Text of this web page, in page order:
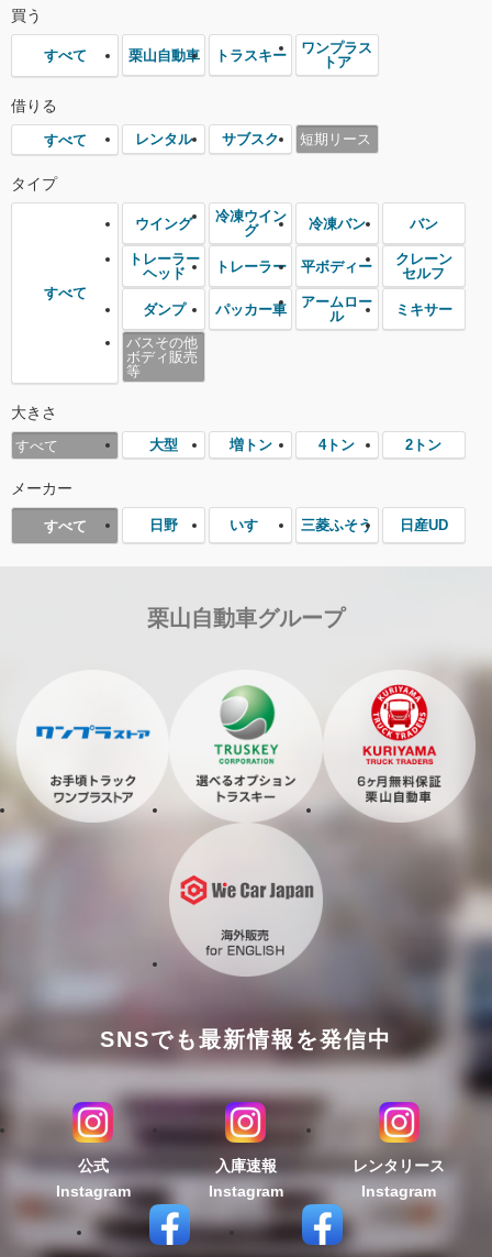
買う
すべて 栗山自動車 トラスキー
ワンプラス
トア
借りる
すべて レンタル サブスク 短期リース
タイプ
すべて
ウイング
冷凍ウイン
グ
冷凍バン バン
トレーラー
ヘッド
トレーラー 平ボディー
クレーン
セルフ
ダンプ パッカー車
アームロー
ル
ミキサー
バスその他
ボディ販売
等
大きさ
すべて 大型 増トン 4トン 2トン
メーカー
すべて 日野 いすゞ 三菱ふそう 日産UD
栗山自動車グループ
SNSでも最新情報を発信中
公式
Instagram
入庫速報
Instagram
レンタリース
Instagram